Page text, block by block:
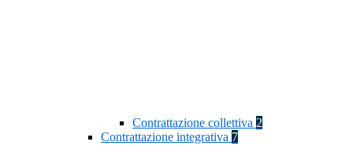
Contrattazione collettiva 2
Contrattazione integrativa 7